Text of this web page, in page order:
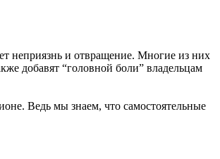
неприязнь и отвращение. Многие из них
добавят “головной боли” владельцам
Ведь мы знаем, что самостоятельные